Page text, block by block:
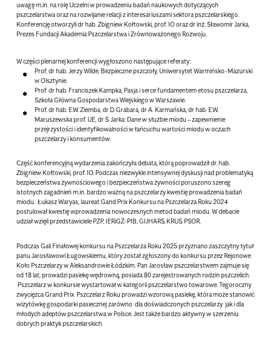
uwagę m.in. na rolę Uczelni w prowadzeniu badań naukowych dotyczących
pszczelarstwa oraz na rozwijanie relacji z interesariuszami sektora pszczelarskiego.
Konferencję otworzyli dr hab. Zbigniew Kołtowski, prof. IO oraz dr inż. Sławomir Jarka,
Prezes Fundacji Akademia Pszczelarstwa i Zrównoważonego Rozwoju.
W części plenarnej konferencji wygłoszono następujące referaty:
Prof. dr hab. Jerzy Wilde, Bezpieczne pszczoły, Uniwersytet Warmińsko-Mazurski
w Olsztynie.
Prof. dr hab. Franciszek Kampka, Pasja i serce fundamentem etosu pszczelarza,
Szkoła Główna Gospodarstwa Wiejskiego w Warszawie.
Prof. dr hab. E.W. Ziemba, dr D. Grabara, dr A. Karmańska, dr hab. E.W.
Maruszewska prof. UE, dr S. Jarka: Dane w służbie miodu – zapewnienie
przejrzystości i identyfikowalności w łańcuchu wartości miodu w oczach
pszczelarzy i konsumentów.
Część konferencyjną wydarzenia zakończyła debata, którą poprowadził dr. hab.
Zbigniew Kołtowski, prof. IO. Podczas niezwykle intensywnej dyskusji nad problematyką
bezpieczeństwa żywnościowego i bezpieczeństwa żywności poruszono szereg
istotnych zagadnień m.in. bardzo ważną na pszczelarzy kwestię prowadzenia badań
miodu. Łukasz Waryas, laureat Gand Prix Konkursu na Pszczelarza Roku 2024
postulował kwestię wprowadzenia nowoczesnych metod badań miodu. W debacie
udział wzięli przedstawiciele PZP, IERiGŻ-PIB, GIJHARS, KRUS, PSOR.
Podczas Gali Finałowej konkursu na Pszczelarza Roku 2025 przyznano zaszczytny tytuł
panu Jarosławowi Ługowskiemu, który został zgłoszony do konkursu przez Rejonowe
Koło Pszczelarzy w Aleksandrowie Łódzkim. Pan Jarosław pszczelarstwem zajmuje się
od 18 lat, prowadzi pasiekę wędrowną, posiada 80 zarejestrowanych rodzin pszczelich.
Pszczelarz w konkursie wystartował w kategorii pszczelarstwo towarowe. Tegoroczny
zwycięzca Grand Prix Pszczelarz Roku prowadzi wzorową pasiekę, która może stanowić
wizytówkę gospodarki pasiecznej zarówno dla doświadczonych pszczelarzy jak i dla
młodych adeptów pszczelarstwa w Polsce. Jest także bardzo aktywny w szerzeniu
dobrych praktyk pszczelarskich.